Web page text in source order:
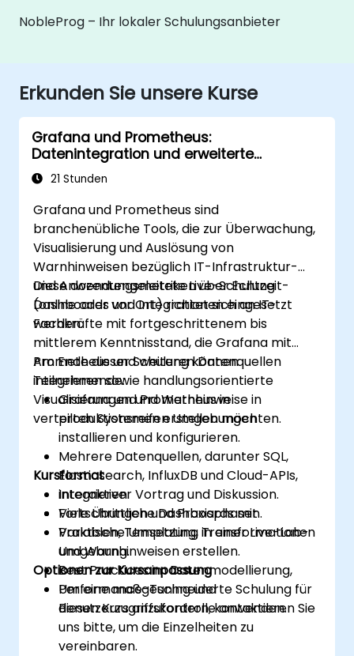
NobleProg – Ihr lokaler Schulungsanbieter
Erkunden Sie unsere Kurse
Grafana und Prometheus:
Datenintegration und erweiterte
Visualisierung
21 Stunden
Grafana und Prometheus sind
branchenübliche Tools, die zur Überwachung,
Visualisierung und Auslösung von
Warnhinweisen bezüglich IT-Infrastruktur-
und Anwendungsmetriken über Echtzeit-
Dashboards und Integrationen eingesetzt
werden.
Diese dozentengeleitete Live-Schulung
(online oder vor Ort) richtet sich an IT-
Fachkräfte mit fortgeschrittenem bis
mittlerem Kenntnisstand, die Grafana mit
Prometheus und weiteren Datenquellen
integrieren sowie handlungsorientierte
Visualisierungen und Warnhinweise in
verteilten Systemen erstellen möchten.
Am Ende dieser Schulung können
Teilnehmende:
Grafana und Prometheus in
produktionsreifen Umgebungen
installieren und konfigurieren.
Mehrere Datenquellen, darunter SQL,
Elasticsearch, InfluxDB und Cloud-APIs,
integrieren.
Fortschrittliche Dashboards mit
Variablen, Templating, Transformationen
und Warnhinweisen erstellen.
Best Practices im Datenmodellierung,
Performance-Tuning und
Benutzerzugriffskontrolle anwenden.
Kursformat
Interaktiver Vortrag und Diskussion.
Viele Übungen und Praxisphasen.
Praktische Umsetzung in einer Live-Lab-
Umgebung.
Optionen zur Kursanpassung
Um eine maßgeschneiderte Schulung für
diesen Kurs anzufordern, kontaktieren Sie
uns bitte, um die Einzelheiten zu
vereinbaren.